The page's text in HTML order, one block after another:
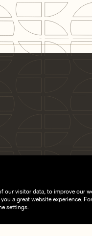
gebouw
is,blijft
our visitor data, to improve our
a great website experience.
settings.